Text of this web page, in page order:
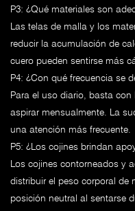
P3: ¿Qué materiales son
Las telas de malla y los
reducir la acumulación de
cuero pueden sentirse más
P4: ¿Con qué frecuencia se
Para el uso diario, basta
aspirar mensualmente. La
una atención más frecuente.
P5: ¿Los cojines brindan
Los cojines contorneados y
distribuir el peso corporal de
posición neutral al sentarse